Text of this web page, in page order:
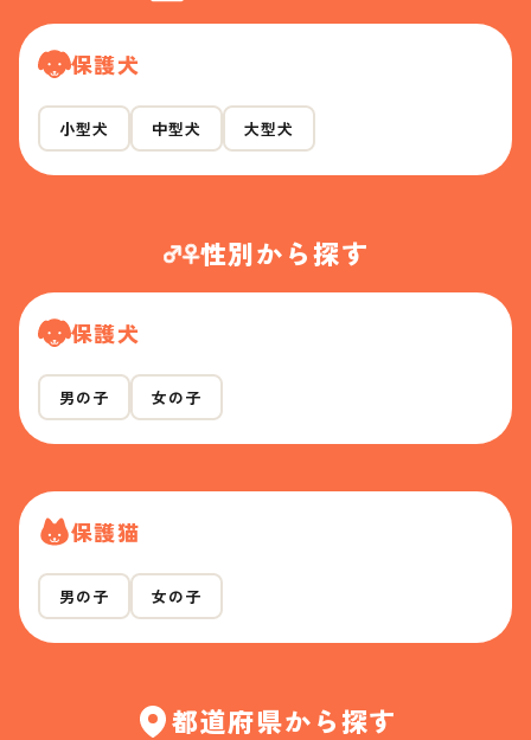
保護犬
小型犬 中型犬 大型犬
性別から探す
保護犬
男の子 女の子
保護猫
男の子 女の子
都道府県から探す